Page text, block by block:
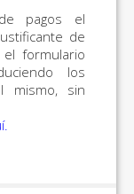
pagos el
de
formulario
los
mismo, sin
.